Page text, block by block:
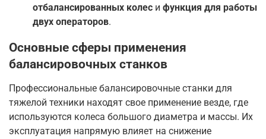
отбалансированных колес и функция для работы
двух операторов.
Основные сферы применения
балансировочных станков
Профессиональные балансировочные станки для
тяжелой техники находят свое применение везде, где
используются колеса большого диаметра и массы. Их
эксплуатация напрямую влияет на снижение